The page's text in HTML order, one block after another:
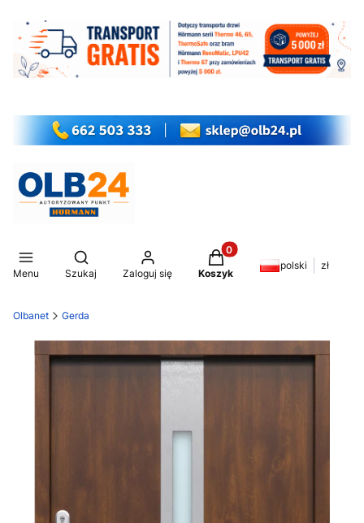
Menu
Otwórz wyszukiwarkę
Szukaj Zaloguj się
Produkty w koszyku: 0.
Koszyk
polski zł
Olbanet Gerda